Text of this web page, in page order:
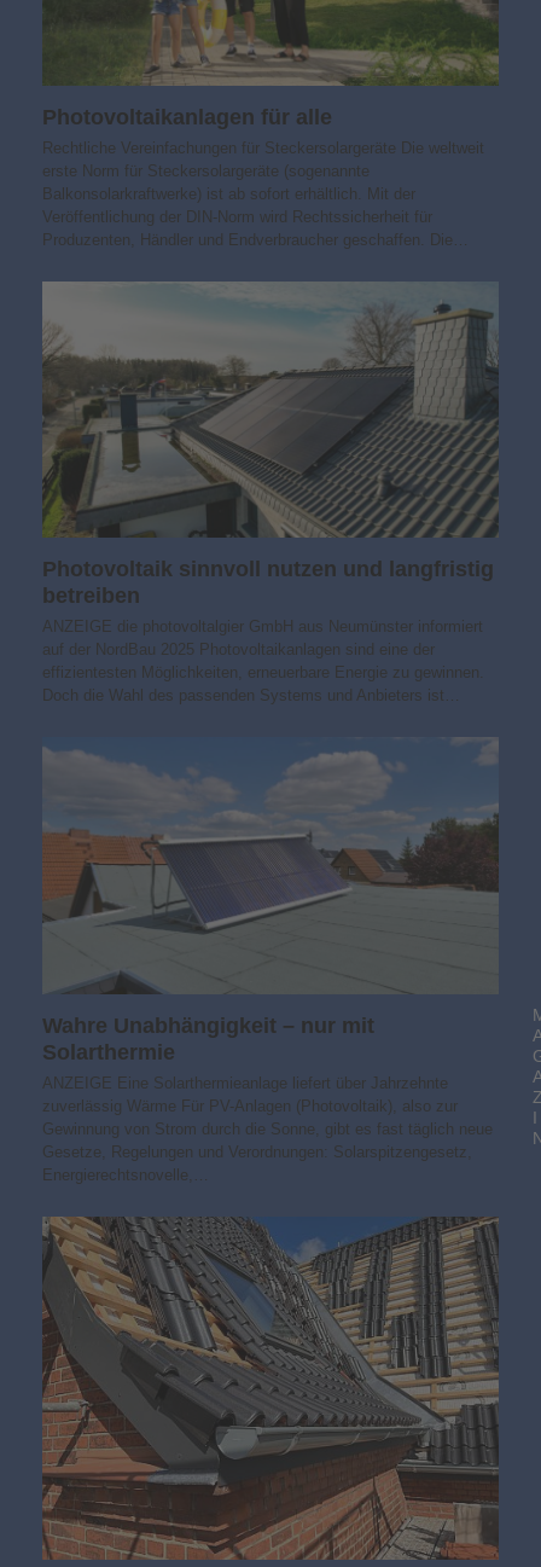
Photovoltaik­­anlagen für alle
Rechtliche Vereinfachungen für Steckersolargeräte Die weltweit
erste Norm für Steckersolargeräte (sogenannte
Balkonsolarkraftwerke) ist ab sofort erhältlich. Mit der
Veröffentlichung der DIN-Norm wird Rechtssicherheit für
Produzenten, Händler und Endverbraucher geschaffen. Die…
Photovoltaik sinnvoll nutzen und langfristig
betreiben
ANZEIGE die photovoltalgier GmbH aus Neumünster informiert
auf der NordBau 2025 Photovoltaikanlagen sind eine der
effizientesten Möglichkeiten, erneuerbare Energie zu gewinnen.
Doch die Wahl des passenden Systems und Anbieters ist…
Wahre Unabhängigkeit – nur mit
Solarthermie
ANZEIGE Eine Solarthermieanlage liefert über Jahrzehnte
zuverlässig Wärme Für PV-Anlagen (Photovoltaik), also zur
Gewinnung von Strom durch die Sonne, gibt es fast täglich neue
Gesetze, Regelungen und Verordnungen: Solarspitzengesetz,
Energierechtsnovelle,…
I